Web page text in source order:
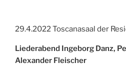
29.4.2022 Toscanasaal der
Liederabend Ingeborg Danz,
Alexander Fleischer